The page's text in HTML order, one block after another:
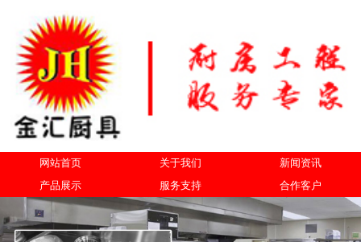
网站首页 关于我们
新闻资讯
产品展示
服务支持 合作客户